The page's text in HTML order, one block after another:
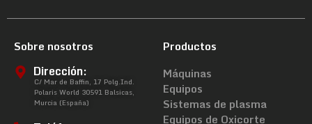
Sobre nosotros
Dirección:
C/ Mar de Baffin, 17 Polg.Ind.
Polaris World 30591 Balsicas,
Murcia (España)
Productos
Máquinas
Equipos
Sistemas de plasma
Equipos de Oxicorte